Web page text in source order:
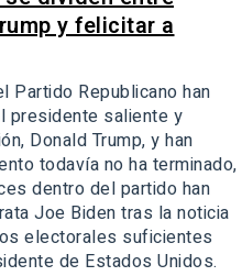
y felicitar a
Partido Republicano han
presidente saliente y
Donald Trump, y han
todavía no ha terminado,
dentro del partido han
Joe Biden tras la noticia
electorales suficientes
de Estados Unidos.